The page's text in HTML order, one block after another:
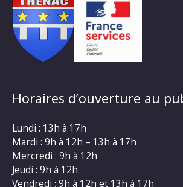
Horaires d’ouverture au
Lundi : 13h à 17h
Mardi : 9h à 12h – 13h à 17h
Mercredi : 9h à 12h
Jeudi : 9h à 12h
Vendredi : 9h à 12h et 13h à 17h